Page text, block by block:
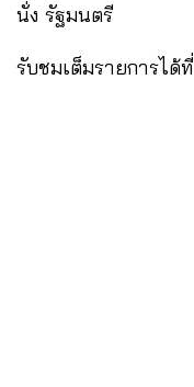
นั่ง รัฐมนตรี
รับชมเต็มรายการได้ที่